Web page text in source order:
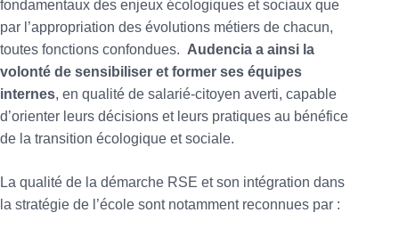
fondamentaux des enjeux écologiques et sociaux que
par l’appropriation des évolutions métiers de chacun,
toutes fonctions confondues. Audencia a ainsi la
volonté de sensibiliser et former ses équipes
internes, en qualité de salarié-citoyen averti, capable
d’orienter leurs décisions et leurs pratiques au bénéfice
de la transition écologique et sociale.
La qualité de la démarche RSE et son intégration dans
la stratégie de l’école sont notamment reconnues par :